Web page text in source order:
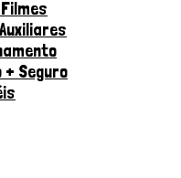
Seguro